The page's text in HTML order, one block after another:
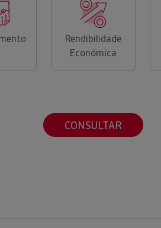
Rendibilidade
Económica
CONSULTAR